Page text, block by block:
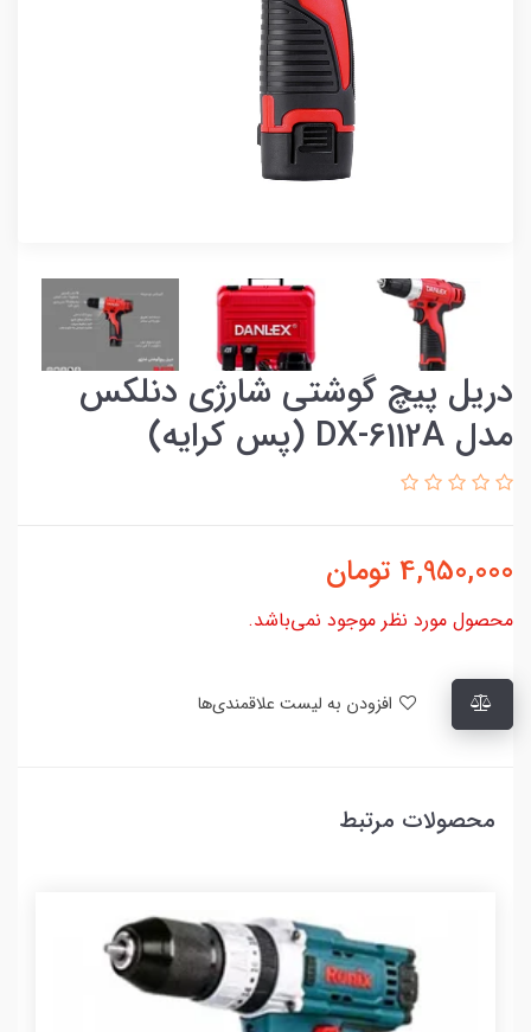
دریل پیچ گوشتی شارژی دنلکس
مدل DX-6112A (پس کرایه)
4,950,000 تومان
محصول مورد نظر موجود نمی‌باشد.
محصولات مرتبط